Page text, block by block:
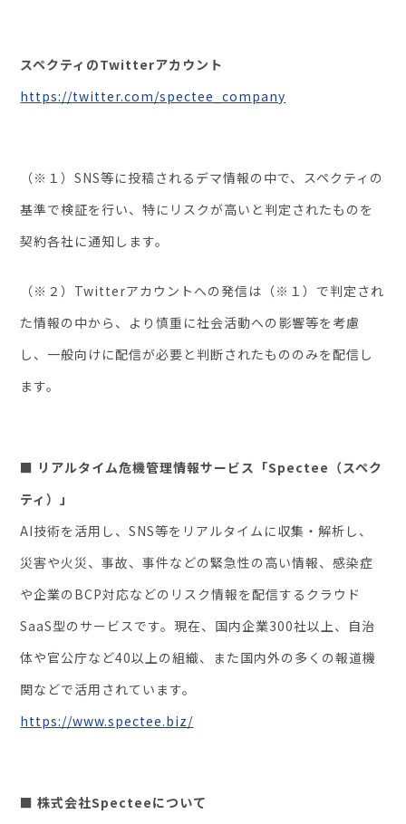
スペクティのTwitterアカウント
https://twitter.com/spectee_company
（※１）SNS等に投稿されるデマ情報の中で、スペクティの
基準で検証を行い、特にリスクが高いと判定されたものを
契約各社に通知します。
（※２）Twitterアカウントへの発信は（※１）で判定され
た情報の中から、より慎重に社会活動への影響等を考慮
し、一般向けに配信が必要と判断されたもののみを配信し
ます。
■ リアルタイム危機管理情報サービス「Spectee（スペク
ティ）」
AI技術を活用し、SNS等をリアルタイムに収集・解析し、
災害や火災、事故、事件などの緊急性の高い情報、感染症
や企業のBCP対応などのリスク情報を配信するクラウド
SaaS型のサービスです。現在、国内企業300社以上、自治
体や官公庁など40以上の組織、また国内外の多くの報道機
関などで活用されています。
https://www.spectee.biz/
■ 株式会社Specteeについて